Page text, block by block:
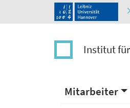
Institut
Mitarbeiter